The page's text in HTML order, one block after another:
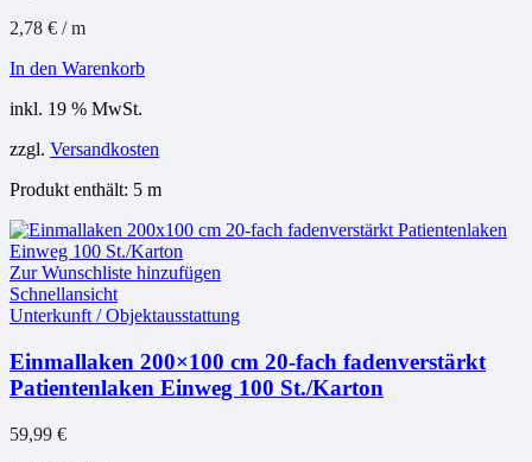
2,78 € /m
In den Warenkorb
inkl. 19 % MwSt.
zzgl. Versandkosten
Produkt enthält: 5 m
Zur Wunschliste hinzufügen
Schnellansicht
Unterkunft / Objektausstattung
Einmallaken 200×100 cm 20-fach fadenverstärkt
Patientenlaken Einweg 100 St./Karton
59,99 €